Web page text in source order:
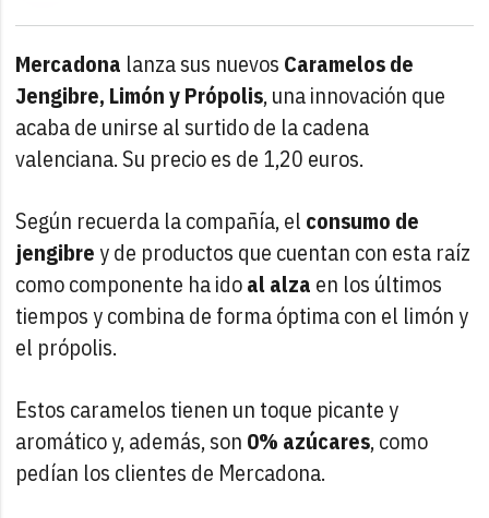
Mercadona lanza sus nuevos Caramelos de
Jengibre, Limón y Própolis, una innovación que
acaba de unirse al surtido de la cadena
valenciana. Su precio es de 1,20 euros.
Según recuerda la compañía, el consumo de
jengibrey de productos que cuentan con esta raíz
como componente ha idoal alza en los últimos
tiempos y combina de forma óptima con el limón y
el própolis.
Estos caramelos tienen un toque picante y
aromático y, además, son 0% azúcares, como
pedían los clientes de Mercadona.